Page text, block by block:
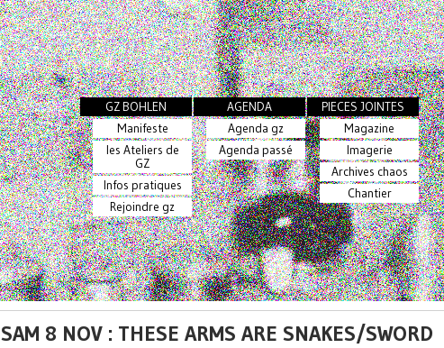
GZ BOHLEN
Manifeste
les Ateliers de
GZ
Infos pratiques
Rejoindre gz
AGENDA
Agenda gz
Agenda passé
PIECES JOINTES
Magazine
Imagerie
Archives chaos
Chantier
SAM 8 NOV : THESE ARMS ARE SNAKES/SWORD